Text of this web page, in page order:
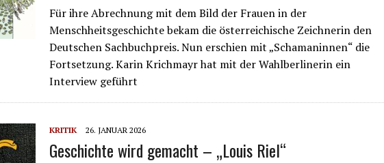
Für ihre Abrechnung mit dem Bild der Frauen in der
Menschheitsgeschichte bekam die österreichische Zeichnerin den
Deutschen Sachbuchpreis. Nun erschien mit „Schamaninnen“ die
Fortsetzung. Karin Krichmayr hat mit der Wahlberlinerin ein
Interview geführt
KRITIK 26. JANUAR 2026
Geschichte wird gemacht – „Louis Riel“